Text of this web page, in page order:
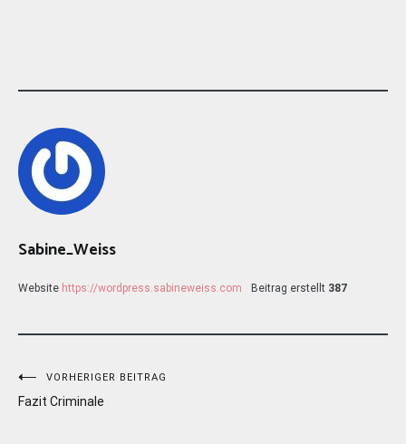
Sabine_Weiss
Website https://wordpress.sabineweiss.com Beitrag erstellt 387
Beitragsnavigation
VORHERIGER BEITRAG
Fazit Criminale